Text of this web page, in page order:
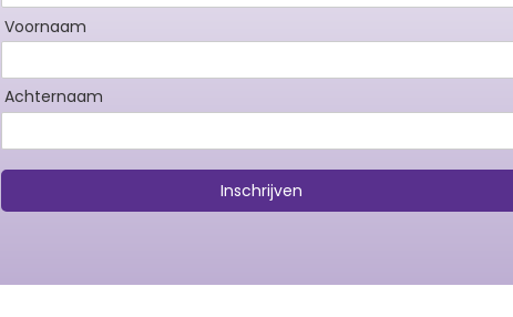
Voornaam
Achternaam
Inschrijven